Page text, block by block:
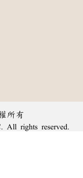
所有
All rights reserved.